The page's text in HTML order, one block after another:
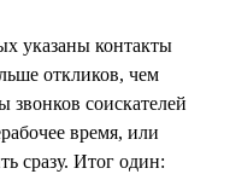
указаны контакты
откликов, чем
соискателей
время, или
сразу. Итог один: